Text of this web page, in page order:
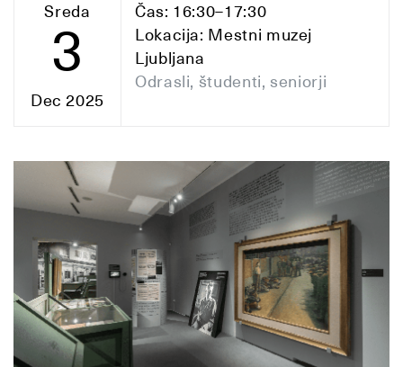
Sreda
3
Dec 2025
Čas: 16:30–17:30
Lokacija: Mestni muzej
Ljubljana
Odrasli, študenti, seniorji